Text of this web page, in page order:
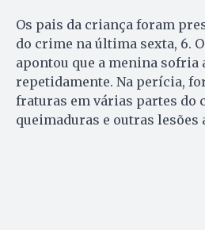
Os pais da criança foram
do crime na última sexta, 6.
apontou que a menina sofria
repetidamente. Na perícia,
fraturas em várias partes do
queimaduras e outras lesões